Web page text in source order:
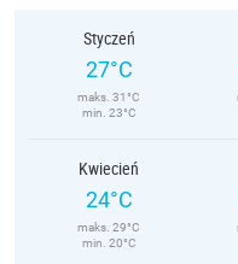
Styczeń
27°C
maks. 31°C
min. 23°C
Kwiecień
24°C
maks. 29°C
min. 20°C